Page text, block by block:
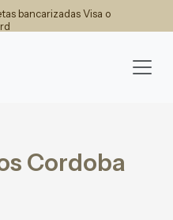
bancarizadas Visa o
Cordoba